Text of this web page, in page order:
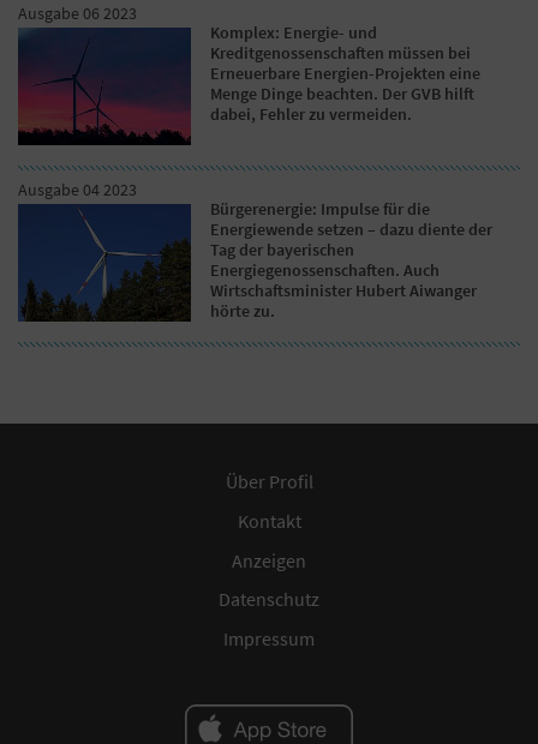
Ausgabe 06 2023
Komplex: Energie- und
Kreditgenossenschaften müssen bei
Erneuerbare Energien-Projekten eine
Menge Dinge beachten. Der GVB hilft
dabei, Fehler zu vermeiden.
Ausgabe 04 2023
Bürgerenergie: Impulse für die
Energiewende setzen – dazu diente der
Tag der bayerischen
Energiegenossenschaften. Auch
Wirtschaftsminister Hubert Aiwanger
hörte zu.
Über Profil
Kontakt
Anzeigen
Datenschutz
Impressum